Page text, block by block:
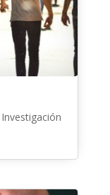
Investigación